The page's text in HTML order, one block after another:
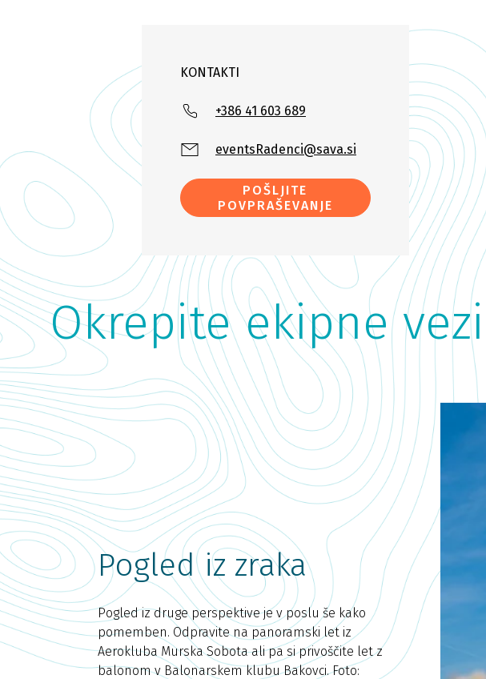
KONTAKTI
+386 41 603 689
eventsRadenci@sava.si
POŠLJITE
POVPRAŠEVANJE
Okrepite ekipne
Pogled iz zraka
Pogled iz druge perspektive je v poslu še kako
pomemben. Odpravite na panoramski let iz
Aerokluba Murska Sobota ali pa si privoščite let z
balonom v Balonarskem klubu Bakovci. Foto: